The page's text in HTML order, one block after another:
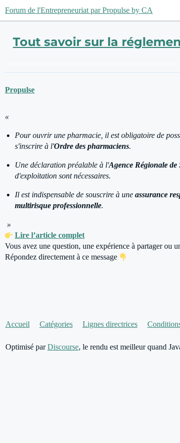
Forum de l'Entrepreneuriat par Propulse by CA
Tout savoir sur la
Propulse
«
Pour ouvrir une pharmacie, il est obligatoire de
s'inscrire à l'Ordre des pharmaciens.
Une déclaration préalable à l'Agence Régionale de
d'exploitation sont nécessaires.
Il est indispensable de souscrire à une assurance
multirisque professionnelle.
»
Lire l’article complet
Vous avez une question, une expérience à partager ou
Répondez directement à ce message
Accueil Catégories Lignes directrices
Optimisé parDiscourse, le rendu est meilleur quand